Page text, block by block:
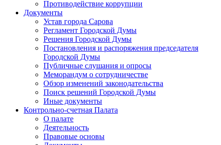
Противодействие коррупции
Документы
Устав города Сарова
Регламент Городской Думы
Решения Городской Думы
Постановления и распоряжения председателя
Городской Думы
Публичные слушания и опросы
Меморандум о сотрудничестве
Обзор изменений законодательства
Поиск решений Городской Думы
Иные документы
Контрольно-счетная Палата
О палате
Деятельность
Правовые основы